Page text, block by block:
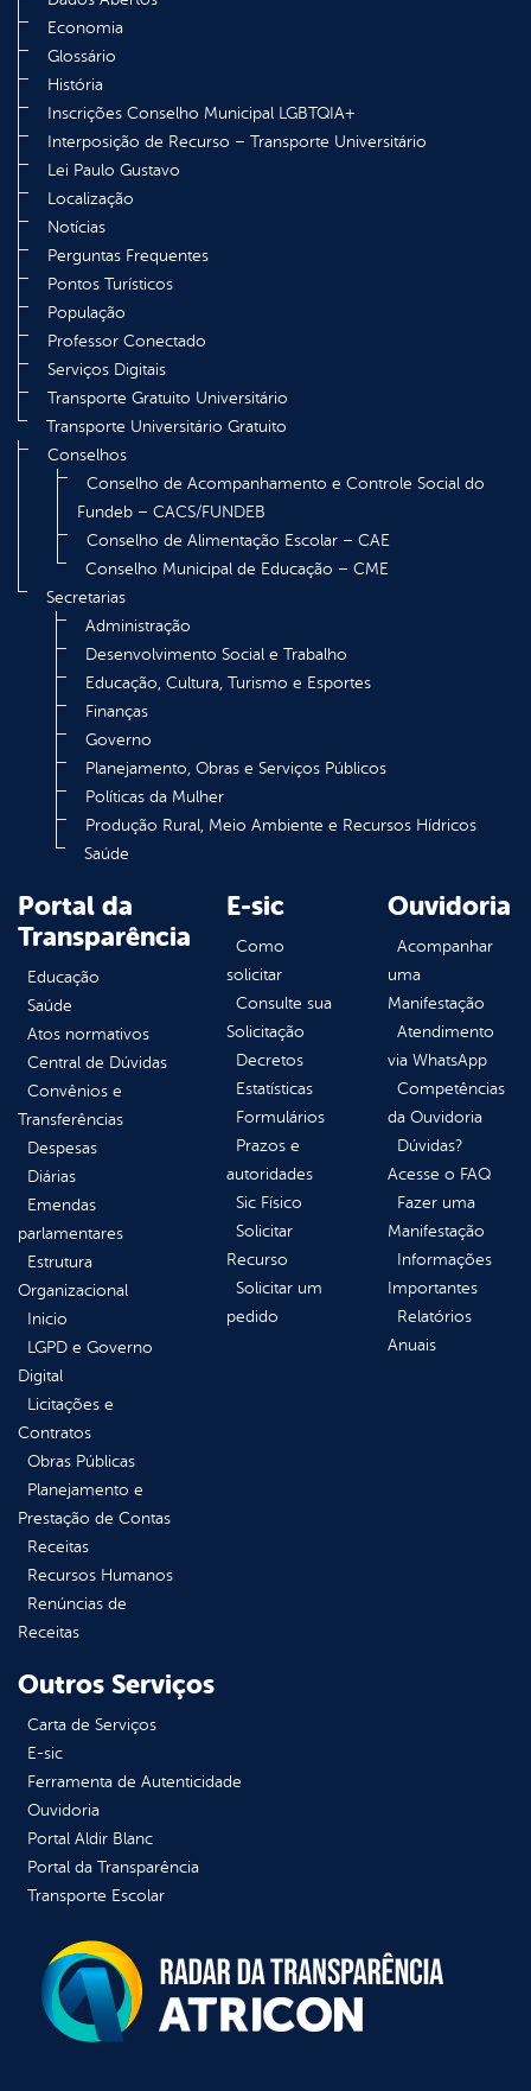
Economia
Glossário
História
Inscrições Conselho Municipal LGBTQIA+
Interposição de Recurso – Transporte Universitário
Lei Paulo Gustavo
Localização
Notícias
Perguntas Frequentes
Pontos Turísticos
População
Professor Conectado
Serviços Digitais
Transporte Gratuito Universitário
Transporte Universitário Gratuito
Conselhos
Conselho de Acompanhamento e Controle Social do
Fundeb – CACS/FUNDEB
Conselho de Alimentação Escolar – CAE
Conselho Municipal de Educação – CME
Secretarias
Administração
Desenvolvimento Social e Trabalho
Educação, Cultura, Turismo e Esportes
Finanças
Governo
Planejamento, Obras e Serviços Públicos
Políticas da Mulher
Produção Rural, Meio Ambiente e Recursos Hídricos
Saúde
Portal da
Transparência
Educação
Saúde
Atos normativos
Central de Dúvidas
Convênios e
Transferências
Despesas
Diárias
Emendas
parlamentares
Estrutura
Organizacional
Inicio
LGPD e Governo
Digital
Licitações e
Contratos
Obras Públicas
Planejamento e
Prestação de Contas
Receitas
Recursos Humanos
Renúncias de
Receitas
E-sic
Como
solicitar
Consulte sua
Solicitação
Decretos
Estatísticas
Formulários
Prazos e
autoridades
Sic Físico
Solicitar
Recurso
Solicitar um
pedido
Ouvidoria
Acompanhar
uma
Manifestação
Atendimento
via WhatsApp
Competências
da Ouvidoria
Dúvidas?
Acesse o FAQ
Fazer uma
Manifestação
Informações
Importantes
Relatórios
Anuais
Outros Serviços
Carta de Serviços
E-sic
Ferramenta de Autenticidade
Ouvidoria
Portal Aldir Blanc
Portal da Transparência
Transporte Escolar